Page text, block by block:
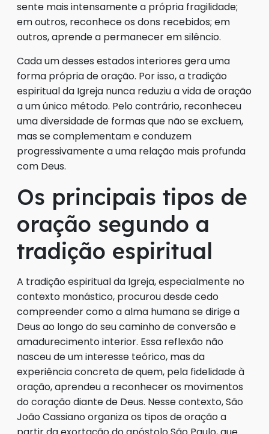
sente mais intensamente a própria fragilidade;
em outros, reconhece os dons recebidos; em
outros, aprende a permanecer em silêncio.
Cada um desses estados interiores gera uma
forma própria de oração. Por isso, a tradição
espiritual da Igreja nunca reduziu a vida de oração
a um único método. Pelo contrário, reconheceu
uma diversidade de formas que não se excluem,
mas se complementam e conduzem
progressivamente a uma relação mais profunda
com Deus.
Os principais tipos de
oração segundo a
tradição espiritual
A tradição espiritual da Igreja, especialmente no
contexto monástico, procurou desde cedo
compreender como a alma humana se dirige a
Deus ao longo do seu caminho de conversão e
amadurecimento interior. Essa reflexão não
nasceu de um interesse teórico, mas da
experiência concreta de quem, pela fidelidade à
oração, aprendeu a reconhecer os movimentos
do coração diante de Deus. Nesse contexto, São
João Cassiano organiza os tipos de oração a